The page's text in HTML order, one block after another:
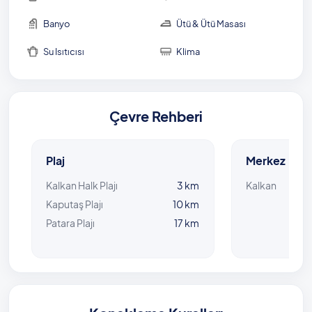
Banyo Ütü & Ütü Masası
Su Isıtıcısı Klima
Çevre Rehberi
Plaj
Kalkan Halk Plajı
3 km
Kaputaş Plajı
10 km
Patara Plajı
17 km
Merkez
Kalkan